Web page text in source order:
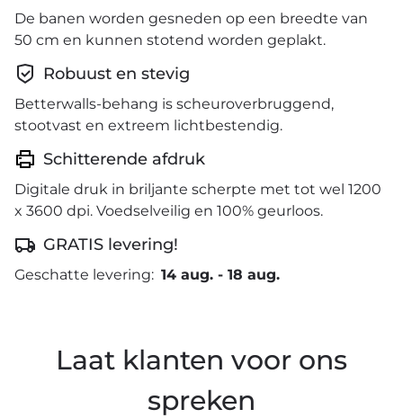
De banen worden gesneden op een breedte van
50 cm en kunnen stotend worden geplakt.
Robuust en stevig
Betterwalls-behang is scheuroverbruggend,
stootvast en extreem lichtbestendig.
Schitterende afdruk
Digitale druk in briljante scherpte met tot wel 1200
x 3600 dpi. Voedselveilig en 100% geurloos.
GRATIS levering!
Geschatte levering: 14 aug. - 18 aug.
Laat klanten voor ons
spreken